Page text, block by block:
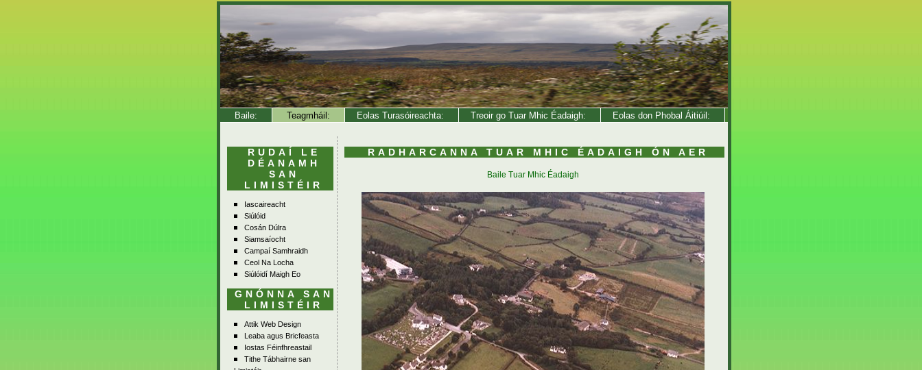
Baile: Teagmháil: Eolas Turasóireachta: Treoir go Tuar Mhic Éadaigh: Eolas don Phobal Áitiúil:
RUDAÍ LE
DÉANAMH
SAN
LIMISTÉIR
Iascaireacht
Siúlóid
Cosán Dúlra
Siamsaíocht
Campaí Samhraidh
Ceol Na Locha
Siúlóidí Maigh Eo
GNÓNNA SAN
LIMISTÉIR
Attik Web Design
Leaba agus Bricfeasta
Iostas Féinfhreastail
Tithe Tábhairne san
RADHARCANNA TUAR MHIC ÉADAIGH ÓN AER
Baile Tuar Mhic Éadaigh